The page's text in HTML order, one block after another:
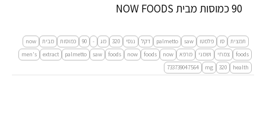
90 כמוסות מבית NOW FOODS
תמצית סו פלמטו saw
palmetto דקל ננסי 320 מג -
90 כמוסות מבית
now
foods
צמחי ושמני מרפא now
foods
now
foods
saw
palmetto
extract
men's
health
320
mg
733739047564